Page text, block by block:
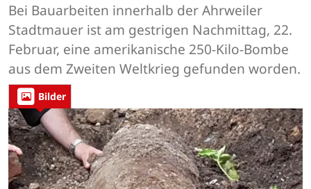
Bei Bauarbeiten innerhalb der Ahrweiler
Stadtmauer ist am gestrigen Nachmittag, 22.
Februar, eine amerikanische 250-Kilo-Bombe
aus dem Zweiten Weltkrieg gefunden worden.
Bilder